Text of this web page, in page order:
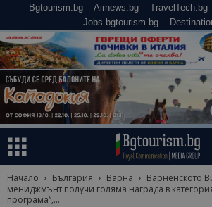
Bgtourism.bg Airnews.bg TravelTech.bg
Jobs.bgtourism.bg
Начало България Варна
Варненското
мениджмънт получи голяма награда в
програма“,...